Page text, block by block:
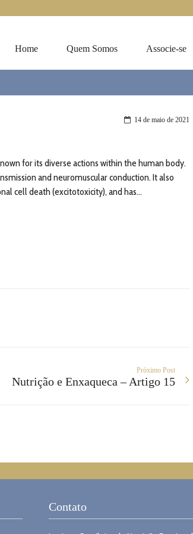
Home Quem Somos Associe-se
14 de maio de 2021
for its diverse actions within the human body.
and neuromuscular conduction. It also
cell death (excitotoxicity), and has...
Próximo Post
Nutrição e Enxaqueca – Artigo 15
Contato